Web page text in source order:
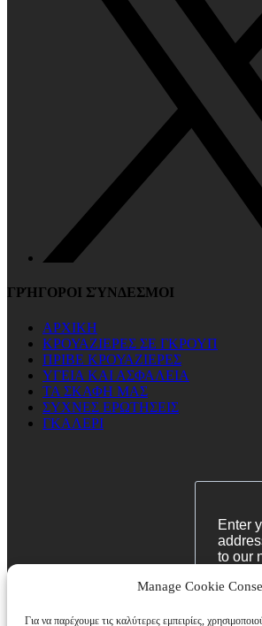
Manage Cookie
Για να παρέχουμε τις καλύτερες εμπειρίες,
ΓΡΉΓΟΡΟΙ ΣΎΝΔΕΣΜΟΙ
AΡXIKH
ΚΡΟΥΑΖΙΕΡΕΣ ΣΕ ΓΚΡΟΥΠ
ΠΡΙΒΕ ΚΡΟΥΑΖΙΕΡΕΣ
ΥΓΕΙΑ ΚΑΙ ΑΣΦΑΛΕΙΑ
ΤΑ ΣΚΑΦΗ ΜΑΣ
ΣΥΧΝΕΣ ΕΡΩΤΗΣΕΙΣ
ΓΚΑΛΕΡΙ